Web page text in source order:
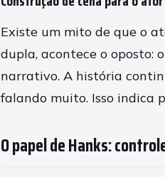
Existe um mito de que o
dupla, acontece o oposto:
narrativo. A história
falando muito. Isso indica
O papel de Hanks: